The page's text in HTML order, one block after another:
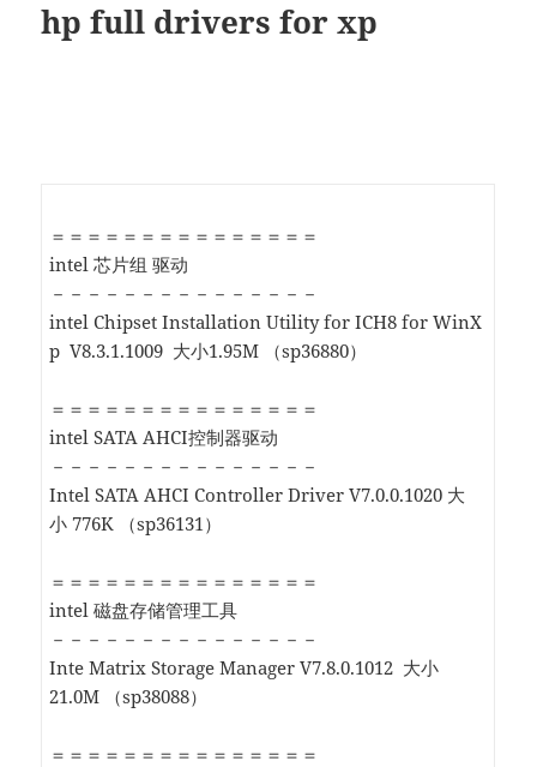
hp full drivers for xp
＝＝＝＝＝＝＝＝＝＝＝＝＝＝＝
intel 芯片组 驱动
－－－－－－－－－－－－－－－
intel Chipset Installation Utility for ICH8 for WinX
p V8.3.1.1009 大小1.95M （sp36880）
＝＝＝＝＝＝＝＝＝＝＝＝＝＝＝
intel SATA AHCI控制器驱动
－－－－－－－－－－－－－－－
Intel SATA AHCI Controller Driver V7.0.0.1020 大
小 776K （sp36131）
＝＝＝＝＝＝＝＝＝＝＝＝＝＝＝
intel 磁盘存储管理工具
－－－－－－－－－－－－－－－
Inte Matrix Storage Manager V7.8.0.1012 大小
21.0M （sp38088）
＝＝＝＝＝＝＝＝＝＝＝＝＝＝＝